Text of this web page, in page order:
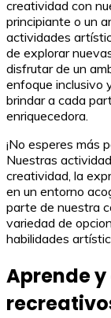
creatividad con
principiante o un
actividades
de explorar
disfrutar de un
enfoque inclusivo
brindar a cada
enriquecedora.
¡No esperes más
Nuestras
creatividad, la
en un entorno
parte de nuestra
variedad de
habilidades
Aprende